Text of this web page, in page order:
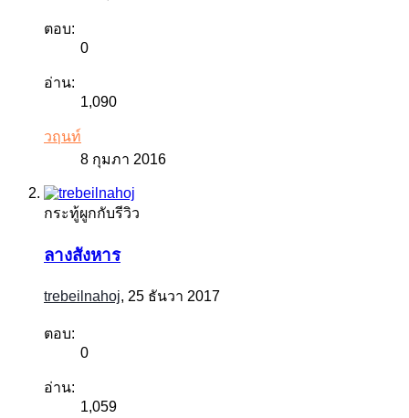
ตอบ:
0
อ่าน:
1,090
วฤนท์
8 กุมภา 2016
กระทู้ผูกกับรีวิว
ลางสังหาร
trebeilnahoj, 25 ธันวา 2017
ตอบ:
0
อ่าน:
1,059